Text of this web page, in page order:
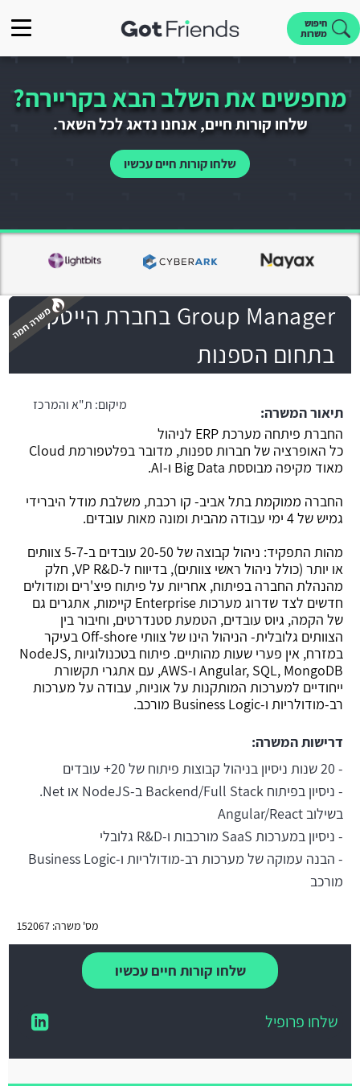
חיפוש
משרות
מחפשים את השלב הבא בקריירה?
שלחו קורות חיים, אנחנו נדאג לכל השאר.
שלחו קורות חיים עכשיו
Group Manager בחברת הייטק
בתחום הספנות
מיקום: ת"א והמרכז
תיאור המשרה:
החברת פיתחה מערכת ERP לניהול
כל האופרציה של חברות ספנות, מדובר בפלטפורמת Cloud
מאוד מקיפה מבוססת Big Data ו-AI.
החברה ממוקמת בתל אביב- קו רכבת, משלבת מודל היברידי
גמיש של 4 ימי עבודה מהבית ומונה מאות עובדים.
מהות התפקיד: ניהול קבוצה של 20-50 עובדים ב-5-7 צוותים
או יותר (כולל ניהול ראשי צוותים), בדיווח ל-VP R&D, חלק
מהנהלת החברה בפיתוח, אחריות על פיתוח פיצ'רים ומודולים
חדשים לצד שדרוג מערכות Enterprise קיימות, אתגרים גם
של הקמה, גיוס עובדים, הטמעת סטנדרטים, וחיבור בין
הצוותים גלובלית- הניהול הינו של צוותי Off-shore בעיקר
במזרח, אין פערי שעות מהותיים. פיתוח בטכנולוגיות NodeJS,
Angular, SQL, MongoDB ו-AWS, עם אתגרי תקשורת
ייחודיים למערכות המותקנות על אוניות, עבודה על מערכות
רב-מודולריות ו-Business Logic מורכב.
דרישות המשרה:
- 20 שנות ניסיון בניהול קבוצות פיתוח של 20+ עובדים
- ניסיון בפיתוח Backend/Full Stack ב-NodeJS או Net.
בשילוב Angular/React
- ניסיון במערכות SaaS מורכבות ו-R&D גלובלי
- הבנה עמוקה של מערכות רב-מודולריות ו-Business Logic
מורכב
מס' משרה: 152067
שלחו קורות חיים עכשיו
שלחו פרופיל